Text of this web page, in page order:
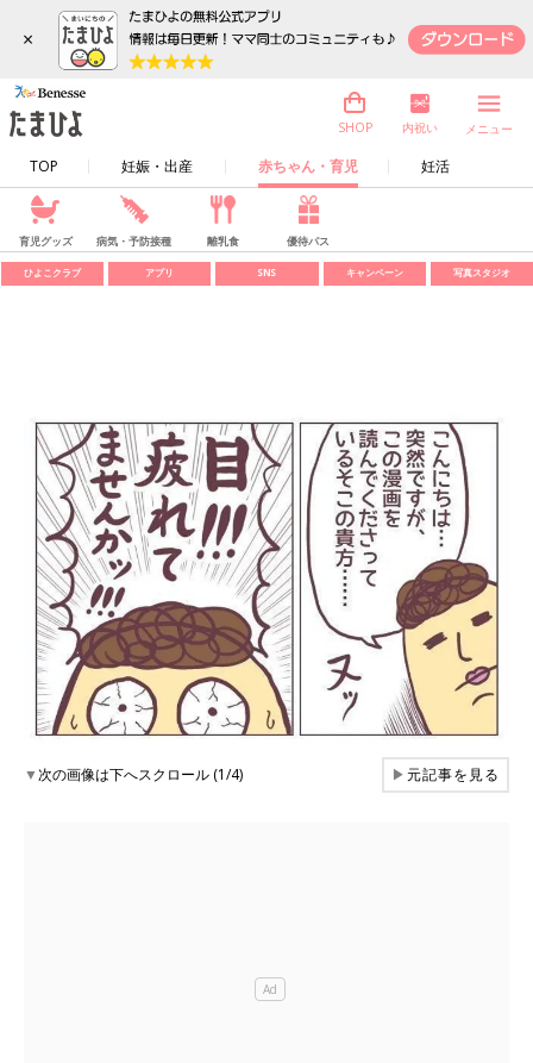
×
TOP 妊娠・出産 赤ちゃん・育児 妊活
SHOP 内祝い メニュー
育児グッズ 病気・予防接種 離乳食 優待パス
ひよこクラブ アプリ SNS キャンペーン 写真スタジオ
▼次の画像は下へスクロール (1/4) ▶元記事を見る